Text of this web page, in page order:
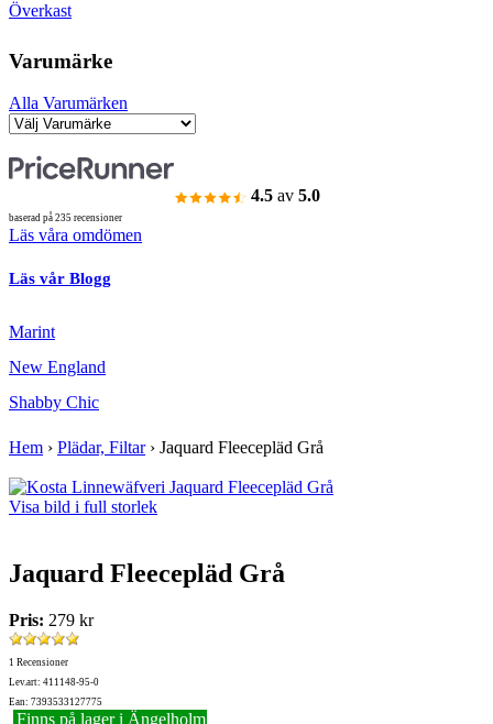
Överkast
Varumärke
Alla Varumärken
4.5 av 5.0
baserad på 235 recensioner
Läs våra omdömen
Läs vår Blogg
Marint
New England
Shabby Chic
Hem › Plädar, Filtar› Jaquard Fleecepläd Grå
Visa bild i full storlek
Jaquard Fleecepläd Grå
Pris: 279 kr
1 Recensioner
Lev.art: 411148-95-0
Ean: 7393533127775
Finns på lager i Ängelholm